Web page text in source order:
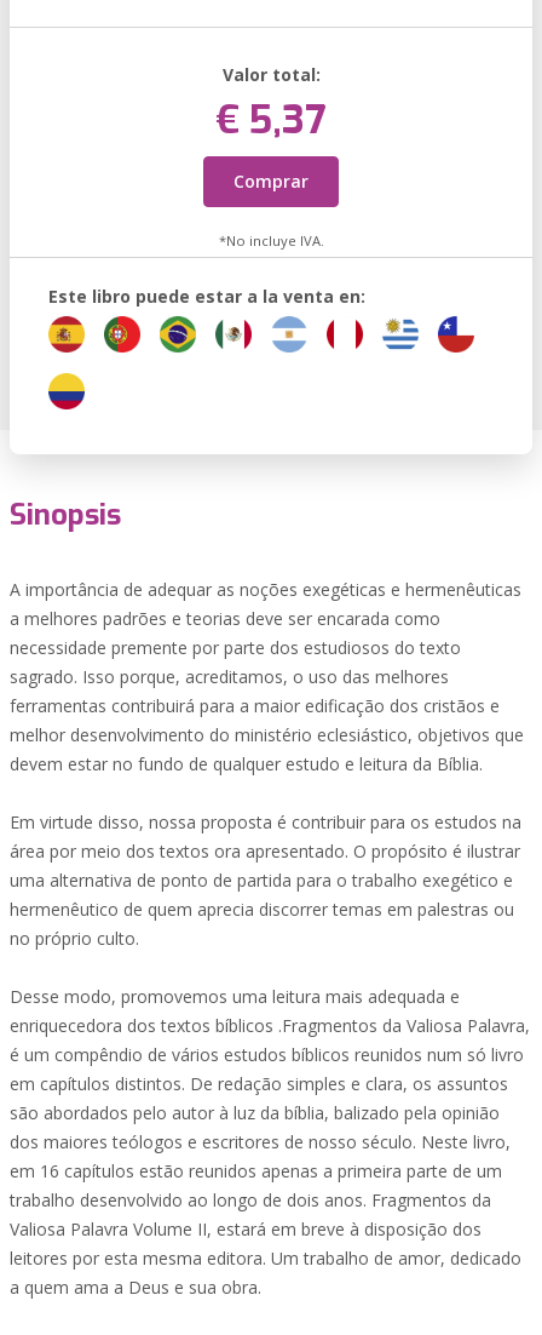
Valor total:
€ 5,37
Comprar
*No incluye IVA.
Este libro puede estar a la venta en:
Sinopsis
A importância de adequar as noções exegéticas e hermenêuticas
a melhores padrões e teorias deve ser encarada como
necessidade premente por parte dos estudiosos do texto
sagrado. Isso porque, acreditamos, o uso das melhores
ferramentas contribuirá para a maior edificação dos cristãos e
melhor desenvolvimento do ministério eclesiástico, objetivos que
devem estar no fundo de qualquer estudo e leitura da Bíblia.
Em virtude disso, nossa proposta é contribuir para os estudos na
área por meio dos textos ora apresentado. O propósito é ilustrar
uma alternativa de ponto de partida para o trabalho exegético e
hermenêutico de quem aprecia discorrer temas em palestras ou
no próprio culto.
Desse modo, promovemos uma leitura mais adequada e
enriquecedora dos textos bíblicos .Fragmentos da Valiosa Palavra,
é um compêndio de vários estudos bíblicos reunidos num só livro
em capítulos distintos. De redação simples e clara, os assuntos
são abordados pelo autor à luz da bíblia, balizado pela opinião
dos maiores teólogos e escritores de nosso século. Neste livro,
em 16 capítulos estão reunidos apenas a primeira parte de um
trabalho desenvolvido ao longo de dois anos. Fragmentos da
Valiosa Palavra Volume II, estará em breve à disposição dos
leitores por esta mesma editora. Um trabalho de amor, dedicado
a quem ama a Deus e sua obra.